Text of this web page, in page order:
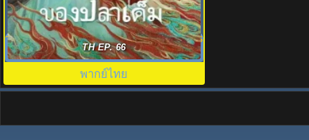
วาสนาของปลาเค็ม When Destiny Brings
the Demon พากย์ไทย
TH EP. 66
พากย์ไทย